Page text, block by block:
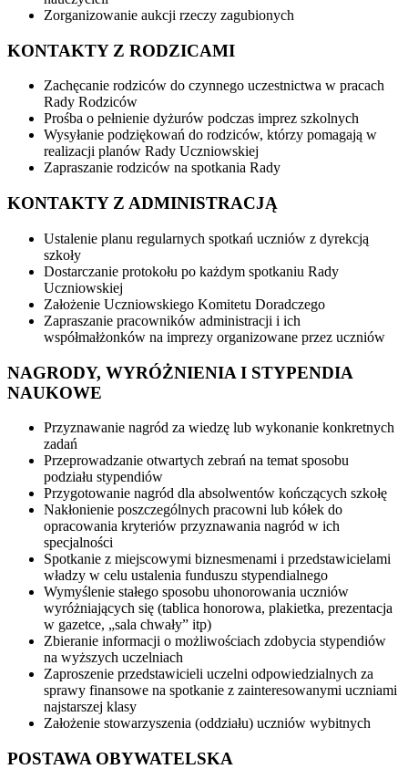
Zorganizowanie aukcji rzeczy zagubionych
KONTAKTY Z RODZICAMI
Zachęcanie rodziców do czynnego uczestnictwa w pracach
Rady Rodziców
Prośba o pełnienie dyżurów podczas imprez szkolnych
Wysyłanie podziękowań do rodziców, którzy pomagają w
realizacji planów Rady Uczniowskiej
Zapraszanie rodziców na spotkania Rady
KONTAKTY Z ADMINISTRACJĄ
Ustalenie planu regularnych spotkań uczniów z dyrekcją
szkoły
Dostarczanie protokołu po każdym spotkaniu Rady
Uczniowskiej
Założenie Uczniowskiego Komitetu Doradczego
Zapraszanie pracowników administracji i ich
współmałżonków na imprezy organizowane przez uczniów
NAGRODY, WYRÓŻNIENIA I STYPENDIA
NAUKOWE
Przyznawanie nagród za wiedzę lub wykonanie konkretnych
zadań
Przeprowadzanie otwartych zebrań na temat sposobu
podziału stypendiów
Przygotowanie nagród dla absolwentów kończących szkołę
Nakłonienie poszczególnych pracowni lub kółek do
opracowania kryteriów przyznawania nagród w ich
specjalności
Spotkanie z miejscowymi biznesmenami i przedstawicielami
władzy w celu ustalenia funduszu stypendialnego
Wymyślenie stałego sposobu uhonorowania uczniów
wyróżniających się (tablica honorowa, plakietka, prezentacja
w gazetce, „sala chwały” itp)
Zbieranie informacji o możliwościach zdobycia stypendiów
na wyższych uczelniach
Zaproszenie przedstawicieli uczelni odpowiedzialnych za
sprawy finansowe na spotkanie z zainteresowanymi uczniami
najstarszej klasy
Założenie stowarzyszenia (oddziału) uczniów wybitnych
POSTAWA OBYWATELSKA